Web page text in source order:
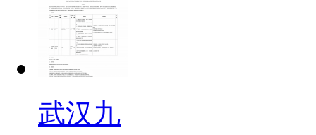
武汉九